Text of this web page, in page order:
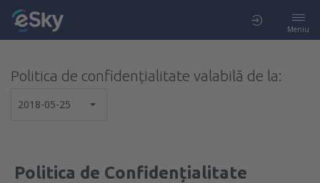
Meniu
Politica de confidențialitate valabilă de la:
2018-05-25
Politica de Confidențialitate